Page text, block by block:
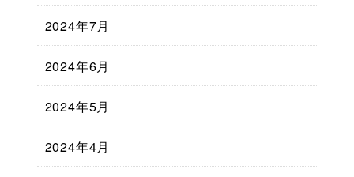
2024年7月
2024年6月
2024年5月
2024年4月